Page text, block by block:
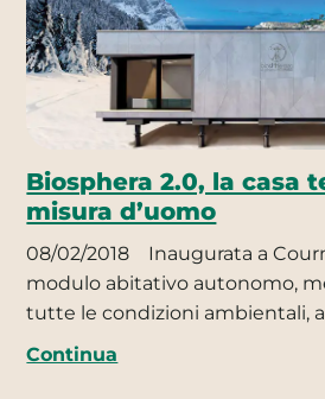
Biosphera 2.0, la casa
misura d’uomo
08/02/2018
Inaugurata a
modulo abitativo autonomo,
tutte le condizioni ambientali,
Continua